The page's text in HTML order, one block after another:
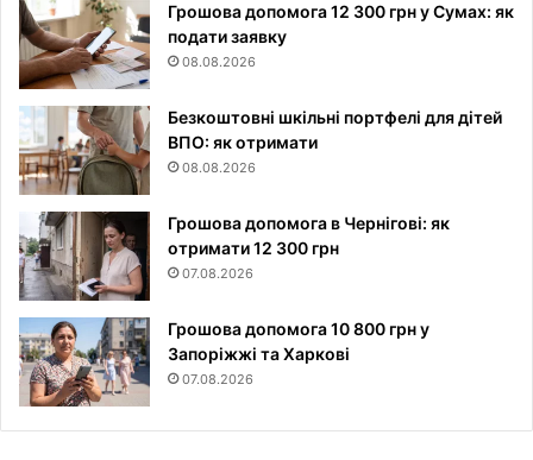
Грошова допомога 12 300 грн у Сумах: як
подати заявку
08.08.2026
Безкоштовні шкільні портфелі для дітей
ВПО: як отримати
08.08.2026
Грошова допомога в Чернігові: як
отримати 12 300 грн
07.08.2026
Грошова допомога 10 800 грн у
Запоріжжі та Харкові
07.08.2026